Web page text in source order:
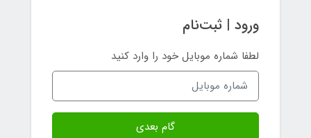
ورود | ثبت‌نام
لطفا شماره موبایل خود را وارد کنید
گام بعدی